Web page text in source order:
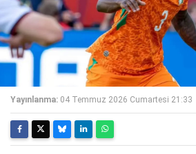
Yayınlanma: 04 Temmuz 2026 Cumartesi 21:33